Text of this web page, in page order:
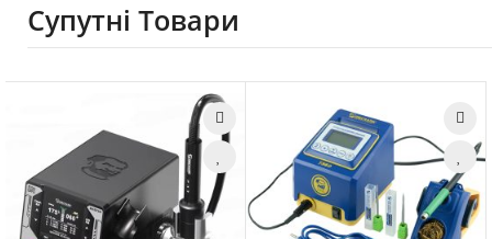
Супутні Товари